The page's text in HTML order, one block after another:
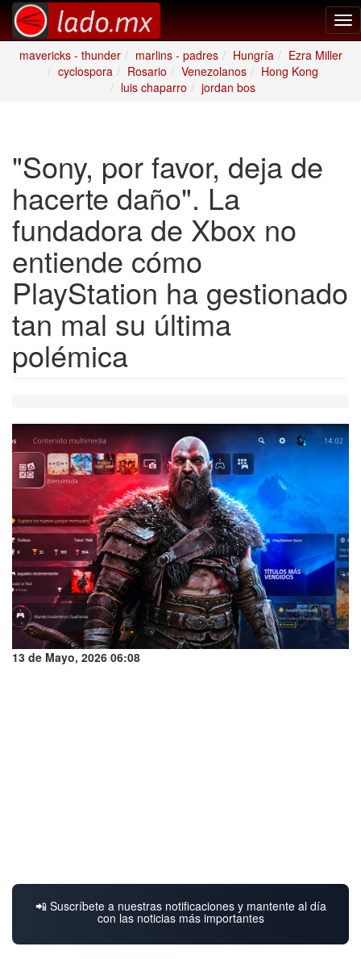
mavericks - thunder
marlins - padres Hungría
Ezra Miller
cyclospora
Rosario Venezolanos
Hong Kong
luis chaparro
jordan bos
"Sony, por favor, deja de
hacerte daño". La
fundadora de Xbox no
entiende cómo
PlayStation ha gestionado
tan mal su última
polémica
13 de Mayo, 2026 06:08
📲 Suscríbete a nuestras notificaciones y mantente al día
con las noticias más importantes